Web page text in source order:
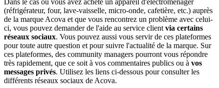
Dans le cas où vous avez acheté un appareil d'électroménager
(réfrigérateur, four, lave-vaisselle, micro-onde, cafetière, etc.) auprès
de la marque Acova et que vous rencontrez un problème avec celui-
ci, vous pouvez demander de l'aide au service client via certains
réseaux sociaux. Vous pouvez aussi vous servir de ces plateformes
pour toute autre question et pour suivre l'actualité de la marque. Sur
ces plateformes, des community managers pourront vous répondre
très rapidement, que ce soit à vos commentaires publics ou à vos
messages privés. Utilisez les liens ci-dessous pour consulter les
différents réseaux sociaux de Acova.